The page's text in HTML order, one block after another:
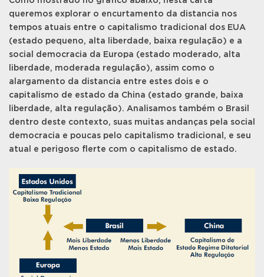
queremos explorar o encurtamento da distancia nos
tempos atuais entre o capitalismo tradicional dos EUA
(estado pequeno, alta liberdade, baixa regulação) e a
social democracia da Europa (estado moderado, alta
liberdade, moderada regulação), assim como o
alargamento da distancia entre estes dois e o
capitalismo de estado da China (estado grande, baixa
liberdade, alta regulação). Analisamos também o Brasil
dentro deste contexto, suas muitas andanças pela social
democracia e poucas pelo capitalismo tradicional, e seu
atual e perigoso flerte com o capitalismo de estado.